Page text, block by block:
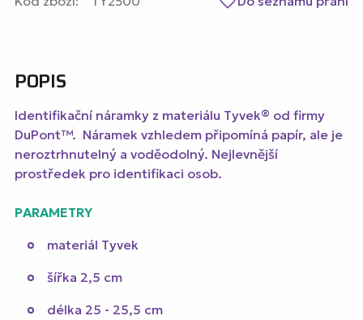
POPIS
Identifikační náramky z materiálu Tyvek® od firmy
DuPont™. Náramek vzhledem připomíná papír, ale je
neroztrhnutelný a voděodolný. Nejlevnější
prostředek pro identifikaci osob.
PARAMETRY
materiál Tyvek
šířka 2,5 cm
délka 25 - 25,5 cm